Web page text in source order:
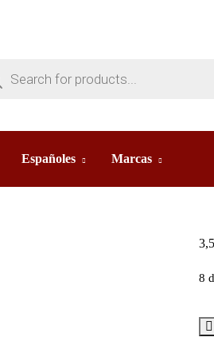
Españoles Marcas
8